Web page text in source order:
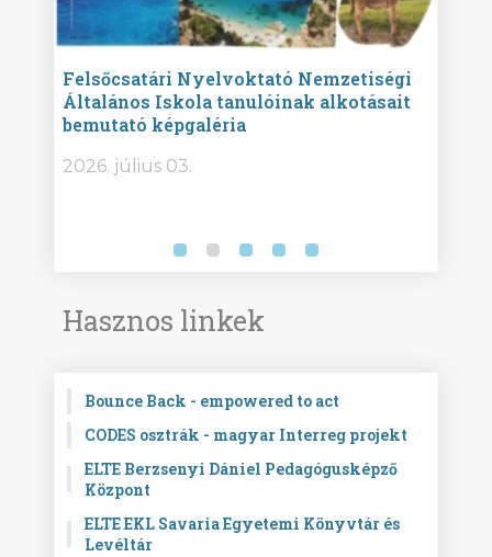
Felsőcsatári Nyelvoktató Nemzetiségi
Általános Iskola tanulóinak alkotásait
bemutató képgaléria
2026. július 03.
Hasznos linkek
Bounce Back - empowered to act
CODES osztrák - magyar Interreg projekt
ELTE Berzsenyi Dániel Pedagógusképző
Központ
ELTE EKL Savaria Egyetemi Könyvtár és
Levéltár